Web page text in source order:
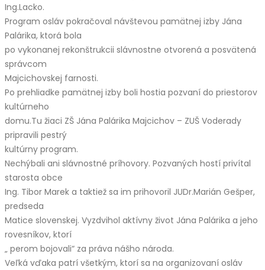
Ing.Lacko.
Program osláv pokračoval návštevou pamätnej izby Jána
Palárika, ktorá bola
po vykonanej rekonštrukcii slávnostne otvorená a posvätená
správcom
Majcichovskej farnosti.
Po prehliadke pamätnej izby boli hostia pozvaní do priestorov
kultúrneho
domu.Tu žiaci ZŠ Jána Palárika Majcichov – ZUŠ Voderady
pripravili pestrý
kultúrny program.
Nechýbali ani slávnostné príhovory. Pozvaných hostí privítal
starosta obce
Ing. Tibor Marek a taktiež sa im prihovoril JUDr.Marián Gešper,
predseda
Matice slovenskej. Vyzdvihol aktívny život Jána Palárika a jeho
rovesníkov, ktorí
„ perom bojovali“ za práva nášho národa.
Veľká vďaka patrí všetkým, ktorí sa na organizovaní osláv